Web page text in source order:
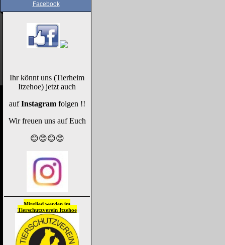
Facebook
Ihr könnt uns (Tierheim
Itzehoe) jetzt auch
aufInstagramfolgen !!
Wir freuen uns auf Euch
😊😊😊😊
Mitglied werden im
Tierschutzverein Itzehoe